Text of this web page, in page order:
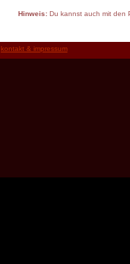
Hinweis:Du kannst auch mit den
kontakt & impressum